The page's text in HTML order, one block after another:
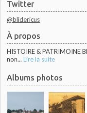
Twitter
@blidericus
À propos
HISTOIRE & PATRIMOINE
non... Lire la suite
Albums photos